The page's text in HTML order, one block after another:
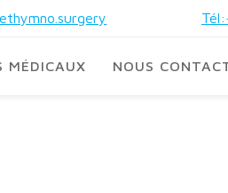
MÉDICAUX NOUS